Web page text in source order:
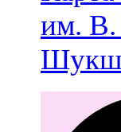
им.